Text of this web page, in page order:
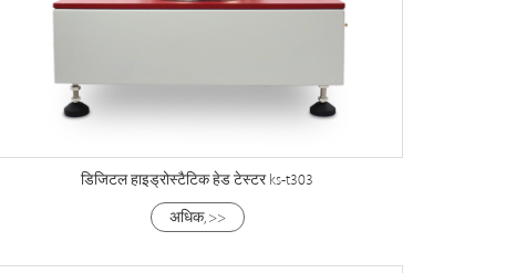
डिजिटल हाइड्रोस्टैटिक हेड टेस्टर ks-t303
अधिक, >>